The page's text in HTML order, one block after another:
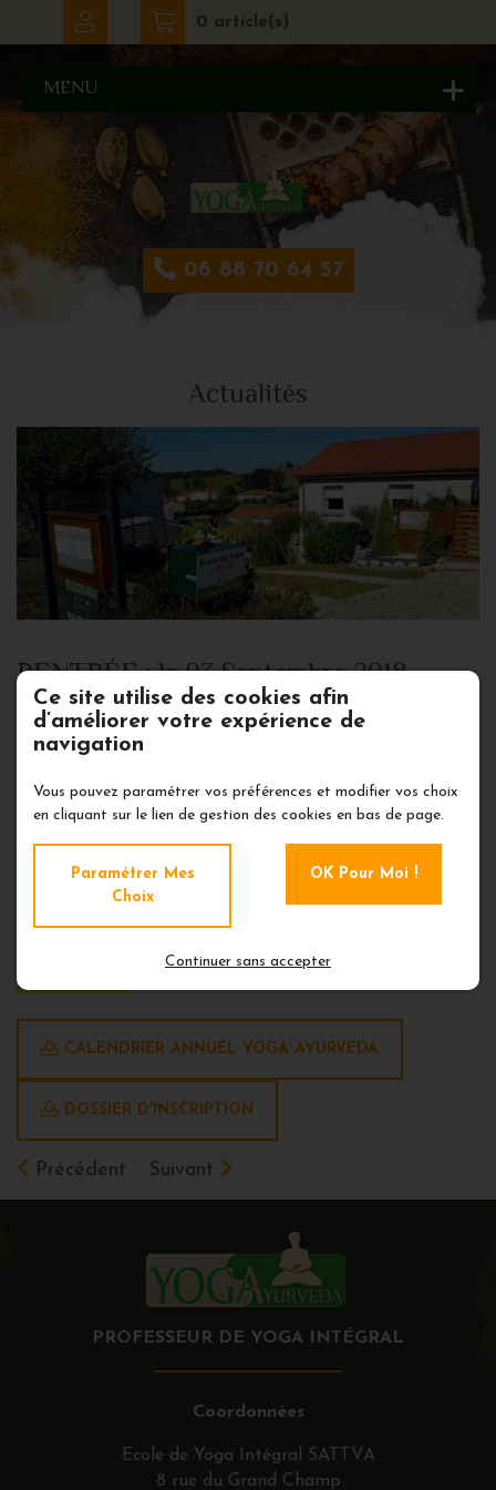
0 article(s)
MENU
06 88 70 64 57
Actualités
RENTRÉE : le 03 Septembre 2018
FORMATIONS - STAGES - COURS REGULIERS -
CURES EN INDE
des activités et le dossier complet avec les tarifs.
BONNE NOUVELLE :
IDENTIQUES A CEUX DE L'ANNE
DERNIERE
CALENDRIER ANNUEL YOGA AYURVEDA
DOSSIER D'INSCRIPTION
Précédent Suivant
PROFESSEUR DE YOGA INTÉGRAL
Coordonnées
Ecole de Yoga Intégral SATTVA
8 rue du Grand Champ
Ce site utilise des cookies afin
d’améliorer votre expérience de
navigation
Vous pouvez paramétrer vos préférences et modifier vos choix
en cliquant sur le lien de gestion des cookies en bas de page.
Paramétrer Mes
Choix
OK Pour Moi !
Continuer sans accepter